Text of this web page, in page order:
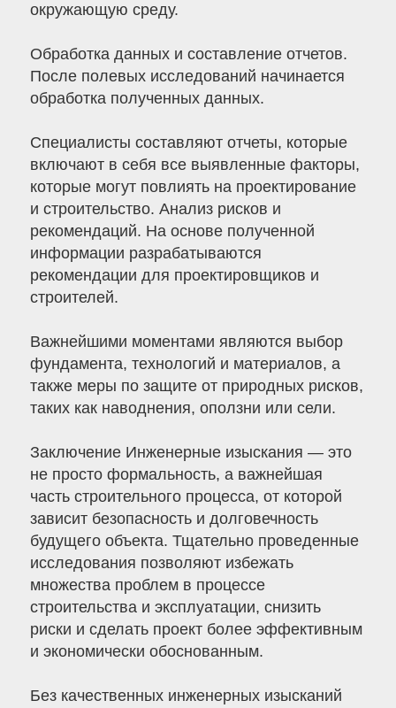
окружающую среду.
Обработка данных и составление отчетов.
После полевых исследований начинается
обработка полученных данных.
Специалисты составляют отчеты, которые
включают в себя все выявленные факторы,
которые могут повлиять на проектирование
и строительство. Анализ рисков и
рекомендаций. На основе полученной
информации разрабатываются
рекомендации для проектировщиков и
строителей.
Важнейшими моментами являются выбор
фундамента, технологий и материалов, а
также меры по защите от природных рисков,
таких как наводнения, оползни или сели.
Заключение Инженерные изыскания — это
не просто формальность, а важнейшая
часть строительного процесса, от которой
зависит безопасность и долговечность
будущего объекта. Тщательно проведенные
исследования позволяют избежать
множества проблем в процессе
строительства и эксплуатации, снизить
риски и сделать проект более эффективным
и экономически обоснованным.
Без качественных инженерных изысканий